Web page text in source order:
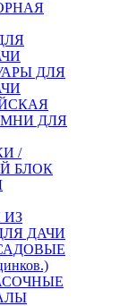
ДЛЯ
ДЛЯ
/
БЛОК
ИЗ
ДАЧИ